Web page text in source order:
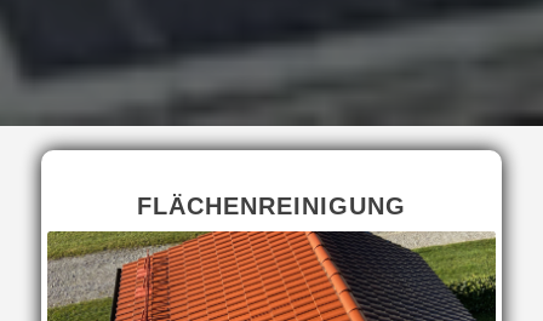
FLÄCHENREINIGUNG